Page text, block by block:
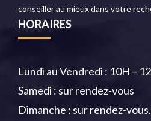
conseiller au mieux dans votre
HORAIRES
Lundi au Vendredi : 10H –
Samedi : sur rendez-vous
Dimanche : sur rendez-vous.